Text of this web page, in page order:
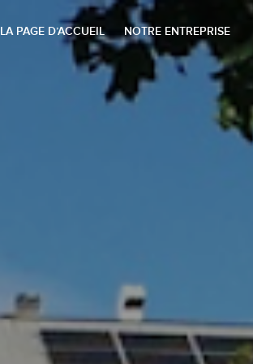
LA PAGE D’ACCUEIL
NOTRE ENTREPRISE